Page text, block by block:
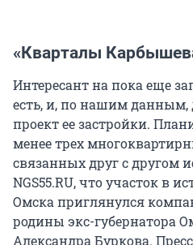
«Кварталы
Интересант на пока еще
есть, и, по нашим данным,
проект ее застройки.
менее трех
связанных друг с другом
NGS55.RU, что участок в
Омска приглянулся
родины экс-губернатора
Александра Буркова.